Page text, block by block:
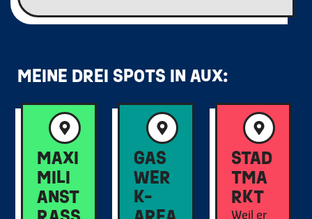
MEINE DREI SPOTS IN AUX:
MAXI
MILI
ANST
GAS
WER
K-
STAD
TMA
RKT
Weil er